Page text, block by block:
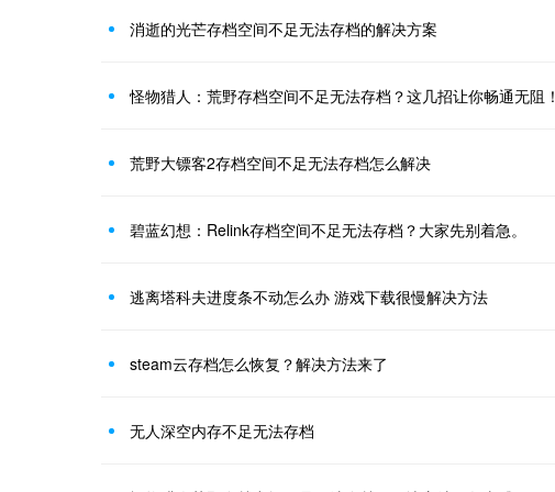
消逝的光芒存档空间不足无法存档的解决方案
怪物猎人：荒野存档空间不足无法存档？这几招让你畅通无阻！
荒野大镖客2存档空间不足无法存档怎么解决
碧蓝幻想：Relink存档空间不足无法存档？大家先别着急。
逃离塔科夫进度条不动怎么办 游戏下载很慢解决方法
steam云存档怎么恢复？解决方法来了
无人深空内存不足无法存档